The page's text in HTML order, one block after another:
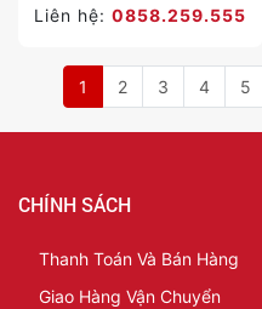
Liên hệ:0858.259.555
1 2 3 4 5
CHÍNH SÁCH
Thanh Toán Và Bán Hàng
Giao Hàng Vận Chuyển